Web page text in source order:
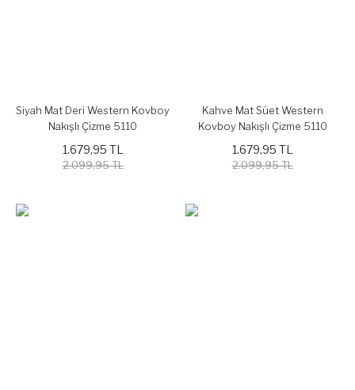
Siyah Mat Deri Western Kovboy
Nakışlı Çizme 5110
1.679,95 TL
2.099,95 TL
Kahve Mat Süet Western
Kovboy Nakışlı Çizme 5110
1.679,95 TL
2.099,95 TL